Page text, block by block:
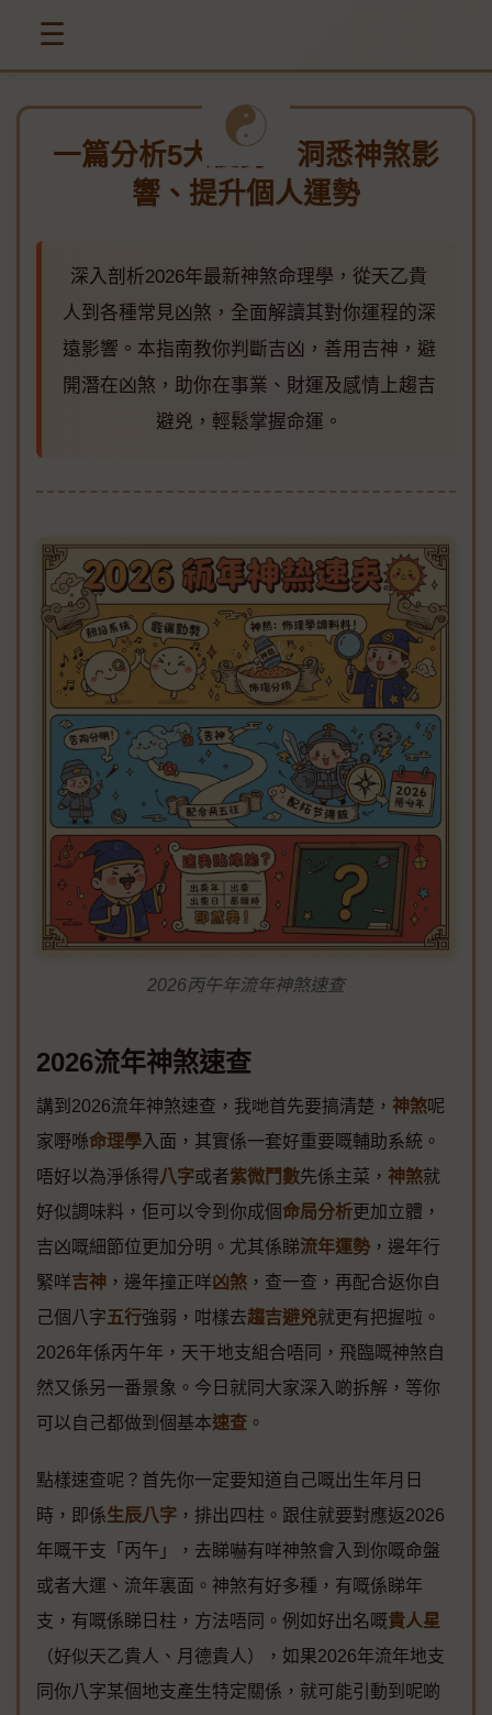
☰
一篇分析5大優勢：洞悉神煞影
響、提升個人運勢
深入剖析2026年最新神煞命理學，從天乙貴
人到各種常見凶煞，全面解讀其對你運程的深
遠影響。本指南教你判斷吉凶，善用吉神，避
開潛在凶煞，助你在事業、財運及感情上趨吉
避兇，輕鬆掌握命運。
2026丙午年流年神煞速查
2026流年神煞速查
講到2026流年神煞速查，我哋首先要搞清楚， 神煞呢
家嘢喺命理學入面，其實係一套好重要嘅輔助系統。
唔好以為淨係得八字或者紫微鬥數先係主菜， 神煞就
好似調味料，佢可以令到你成個 命局分析更加立體，
吉凶嘅細節位更加分明。尤其係睇流年運勢 ，邊年行
緊咩吉神 ，邊年撞正咩凶煞 ，查一查，再配合返你自
己個八字五行強弱，咁樣去趨吉避兇就更有把握啦。
2026年係丙午年，天干地支組合唔同，飛臨嘅神煞自
然又係另一番景象。今日就同大家深入啲拆解，等你
可以自己都做到個基本速查 。
點樣速查呢？首先你一定要知道自己嘅出生年月日
時，即係生辰八字 ，排出四柱。跟住就要對應返2026
年嘅干支「丙午」，去睇嚇有咩神煞會入到你嘅命盤
或者大運、流年裏面。神煞有好多種，有嘅係睇年
支，有嘅係睇日柱，方法唔同。例如好出名嘅貴人星
（好似天乙貴人、月德貴人），如果2026年流年地支
同你八字某個地支產生特定關係，就可能引動到呢啲